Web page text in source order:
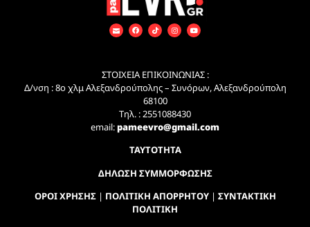
ΣΤΟΙΧΕΙΑ ΕΠΙΚΟΙΝΩΝΙΑΣ :
Δ/νση : 8ο χλμ Αλεξανδρούπολης – Συνόρων, Αλεξανδρούπολη
68100
Τηλ. : 2551088430
email:pameevro@gmail.com
ΤΑΥΤΟΤΗΤΑ
ΔΗΛΩΣΗ ΣΥΜΜΟΡΦΩΣΗΣ
ΟΡΟΙ ΧΡΗΣΗΣ| ΠΟΛΙΤΙΚΗ ΑΠΟΡΡΗΤΟΥ| ΣΥΝΤΑΚΤΙΚΗ
ΠΟΛΙΤΙΚΗ